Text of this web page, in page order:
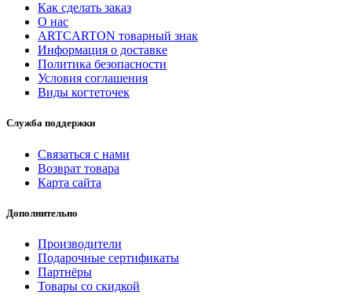
Как сделать заказ
О нас
ARTCARTON товарный знак
Информация о доставке
Политика безопасности
Условия соглашения
Виды когтеточек
Служба поддержки
Связаться с нами
Возврат товара
Карта сайта
Дополнительно
Производители
Подарочные сертификаты
Партнёры
Товары со скидкой